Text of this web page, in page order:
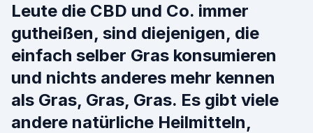
Leute die CBD und Co. immer
gutheißen, sind diejenigen, die
einfach selber Gras konsumieren
und nichts anderes mehr kennen
als Gras, Gras, Gras. Es gibt viele
andere natürliche Heilmitteln,